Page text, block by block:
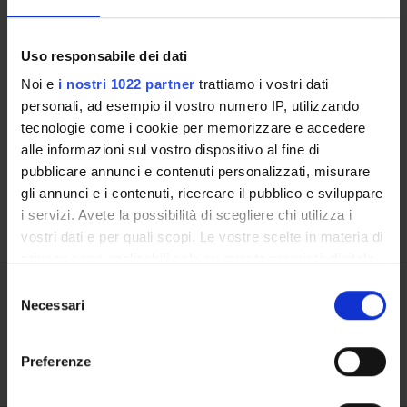
Uso responsabile dei dati
Noi e i nostri 1022 partner trattiamo i vostri dati
personali, ad esempio il vostro numero IP, utilizzando
tecnologie come i cookie per memorizzare e accedere
alle informazioni sul vostro dispositivo al fine di
pubblicare annunci e contenuti personalizzati, misurare
gli annunci e i contenuti, ricercare il pubblico e sviluppare
i servizi. Avete la possibilità di scegliere chi utilizza i
vostri dati e per quali scopi. Le vostre scelte in materia di
modificare o revocare il proprio consenso in qualsiasi
momento dalla Dichiarazione sui cookie o facendo clic
delNecessari
Preferenze
People
Places
Calendar